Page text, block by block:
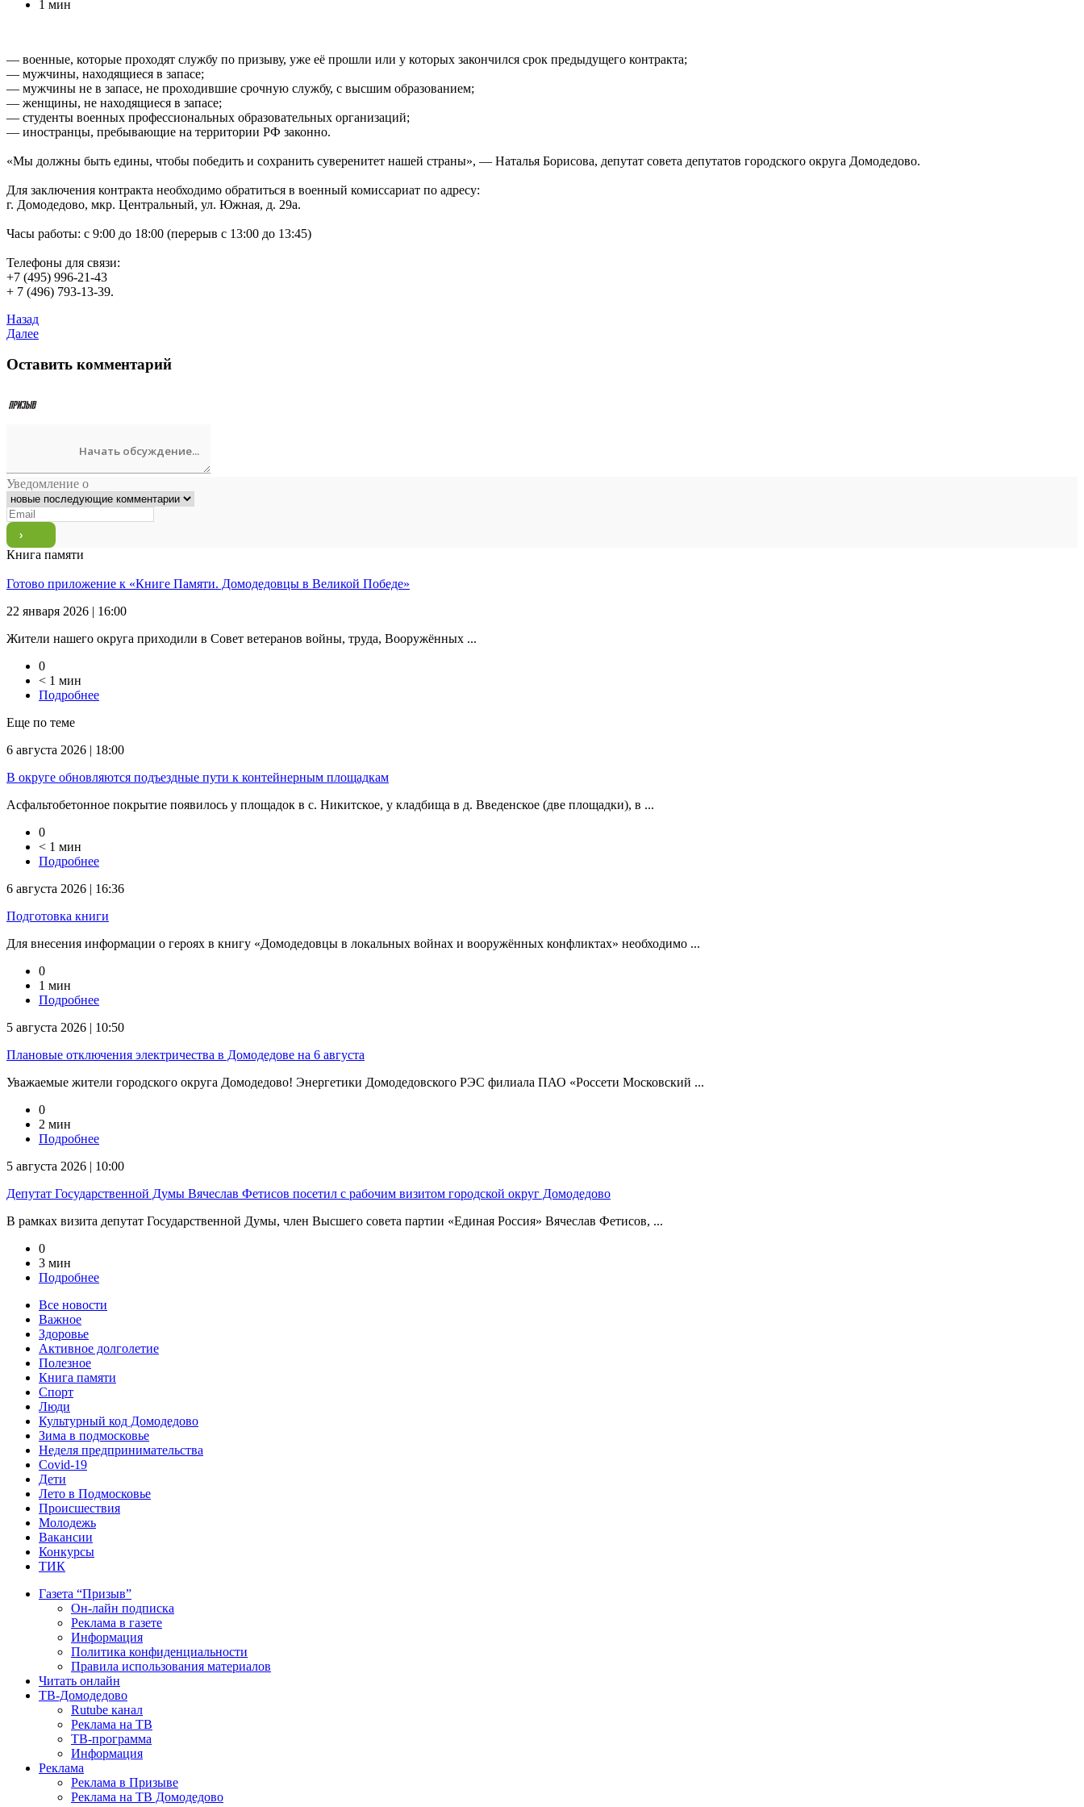
1 мин
— военные, которые проходят службу по призыву, уже её прошли или у которых закончился срок предыдущего контракта;
— мужчины, находящиеся в запасе;
— мужчины не в запасе, не проходившие срочную службу, с высшим образованием;
— женщины, не находящиеся в запасе;
— студенты военных профессиональных образовательных организаций;
— иностранцы, пребывающие на территории РФ законно.
«Мы должны быть едины, чтобы победить и сохранить суверенитет нашей страны», — Наталья Борисова, депутат совета депутатов городского округа Домодедово.
Для заключения контракта необходимо обратиться в военный комиссариат по адресу:
г. Домодедово, мкр. Центральный, ул. Южная, д. 29а.
Часы работы: с 9:00 до 18:00 (перерыв с 13:00 до 13:45)
Телефоны для связи:
+7 (495) 996-21-43
+ 7 (496) 793-13-39.
Назад
Далее
Оставить комментарий
Уведомление о
Книга памяти
Готово приложение к «Книге Памяти. Домодедовцы в Великой Победе»
22 января 2026 | 16:00
Жители нашего округа приходили в Совет ветеранов войны, труда, Вооружённых ...
0
< 1 мин
Подробнее
Еще по теме
6 августа 2026 | 18:00
В округе обновляются подъездные пути к контейнерным площадкам
Асфальтобетонное покрытие появилось у площадок в с. Никитское, у кладбища в д. Введенское (две площадки), в ...
0
< 1 мин
Подробнее
6 августа 2026 | 16:36
Подготовка книги
Для внесения информации о героях в книгу «Домодедовцы в локальных войнах и вооружённых конфликтах» необходимо ...
0
1 мин
Подробнее
5 августа 2026 | 10:50
Плановые отключения электричества в Домодедове на 6 августа
Уважаемые жители городского округа Домодедово! Энергетики Домодедовского РЭС филиала ПАО «Россети Московский ...
0
2 мин
Подробнее
5 августа 2026 | 10:00
Депутат Государственной Думы Вячеслав Фетисов посетил с рабочим визитом городской округ Домодедово
В рамках визита депутат Государственной Думы, член Высшего совета партии «Единая Россия» Вячеслав Фетисов, ...
0
3 мин
Подробнее
Все новости
Важное
Здоровье
Активное долголетие
Полезное
Книга памяти
Спорт
Люди
Культурный код Домодедово
Зима в подмосковье
Неделя предпринимательства
Covid-19
Дети
Лето в Подмосковье
Происшествия
Молодежь
Вакансии
Конкурсы
ТИК
Газета “Призыв”
Он-лайн подписка
Реклама в газете
Информация
Политика конфиденциальности
Правила использования материалов
Читать онлайн
ТВ-Домодедово
Rutube канал
Реклама на ТВ
ТВ-программа
Информация
Реклама
Реклама в Призыве
Реклама на ТВ Домодедово